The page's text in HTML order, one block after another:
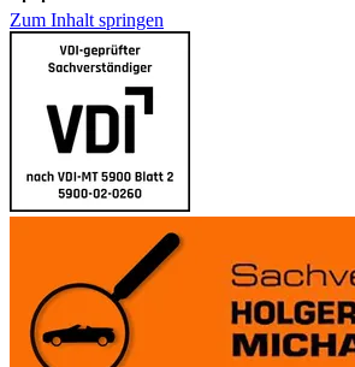
Zum Inhalt springen